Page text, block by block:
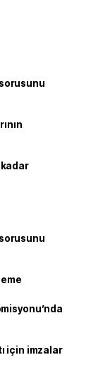
kadar
için imzalar